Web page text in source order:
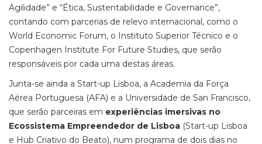
Agilidade” e “Ética, Sustentabilidade e Governance”,
contando com parcerias de relevo internacional, como o
World Economic Forum, o Instituto Superior Técnico e o
Copenhagen Institute For Future Studies, que serão
responsáveis por cada uma destas áreas.
Junta-se ainda a Start-up Lisboa, a Academia da Força
Aérea Portuguesa (AFA) e a Universidade de San Francisco,
que serão parceiras em experiências imersivas no
Ecossistema Empreendedor de Lisboa (Start-up Lisboa
e Hub Criativo do Beato), num programa de dois dias no